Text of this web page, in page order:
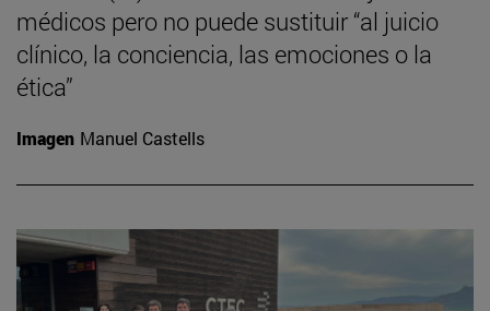
médicos pero no puede sustituir “al juicio
clínico, la conciencia, las emociones o la
ética”
Imagen Manuel Castells